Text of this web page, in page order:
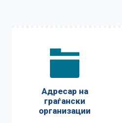
Адресар на
граѓански
организации